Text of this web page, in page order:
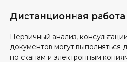
Дистанционная работа
Первичный анализ,
документов могут выполняться
по сканам и электронным